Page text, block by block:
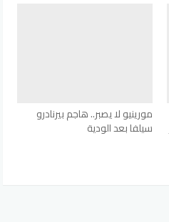
مورينيو لا يصبر.. هاجم بيرنادرو
سيلفا بعد الودية